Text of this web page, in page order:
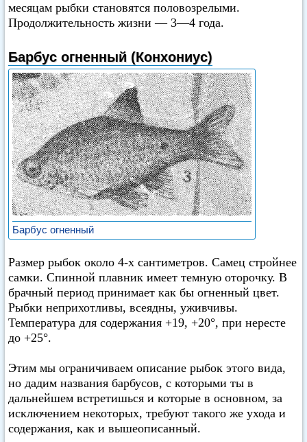
месяцам рыбки становятся половозрелыми.
Продолжительность жизни — 3—4 года.
Барбус огненный (Конхониус)
Барбус огненный
Размер рыбок около 4-х сантиметров. Самец стройнее
самки. Спинной плавник имеет темную оторочку. В
брачный период принимает как бы огненный цвет.
Рыбки неприхотливы, всеядны, уживчивы.
Температура для содержания +19, +20°, при нересте
до +25°.
Этим мы ограничиваем описание рыбок этого вида,
но дадим названия барбусов, с которыми ты в
дальнейшем встретишься и которые в основном, за
исключением некоторых, требуют такого же ухода и
содержания, как и вышеописанный.